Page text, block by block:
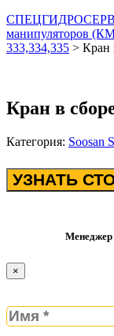
манипуляторов
333,334,335 > Кран
Кран в
Категория: Soosan
УЗНАТЬ
Менеджер
×